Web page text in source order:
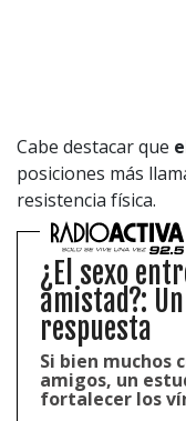
Cabe destacar que
posiciones más
resistencia física.
¿El sexo
amistad?:
respuesta
Si bien muchos
amigos, un
fortalecer los